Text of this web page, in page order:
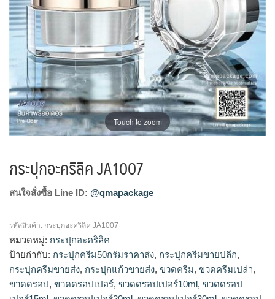
Touch to zoom
กระปุกอะคริลิค JA1007
สนใจสั่งซื้อ Line ID: @qmapackage
รหัสสินค้า: กระปุกอะคริลิค JA1007
หมวดหมู่: กระปุกอะคริลิค
ป้ายกำกับ: กระปุกครีม50กรัมราคาส่ง, กระปุกครีมขายปลีก,
กระปุกครีมขายส่ง, กระปุกแก้วขายส่ง, ขวดครีม, ขวดครีมเปล่า,
ขวดดรอป, ขวดดรอปเปอร์, ขวดดรอปเปอร์10ml, ขวดดรอป